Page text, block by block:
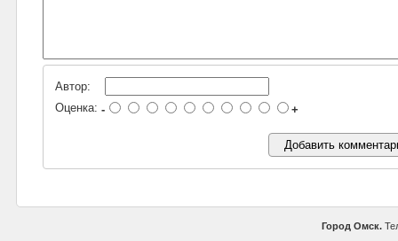
Автор:
Оценка: - +
Город Омск.